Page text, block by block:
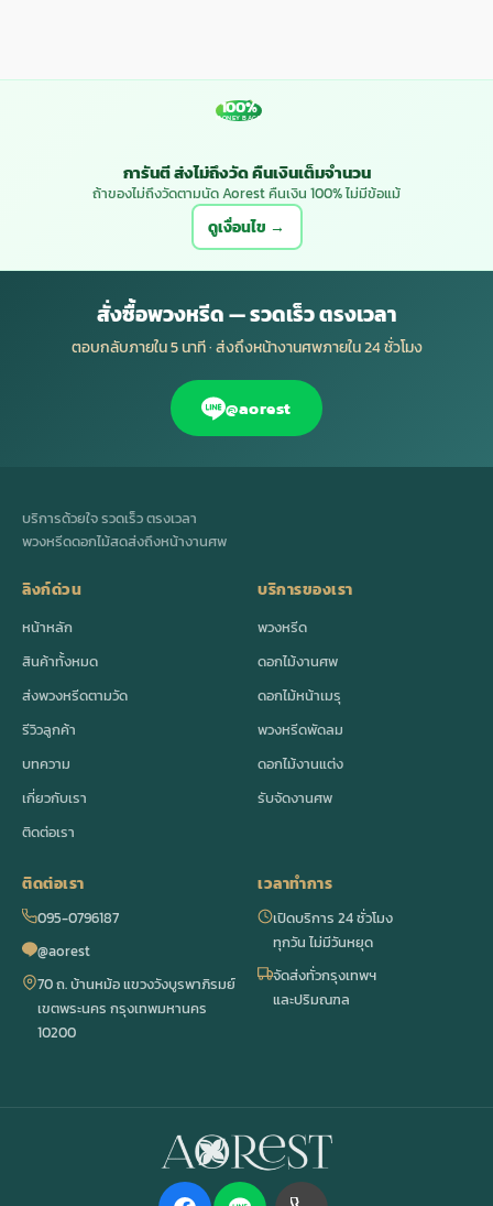
100%
MONEY BACK
การันตี ส่งไม่ถึงวัด คืนเงินเต็มจำนวน
ถ้าของไม่ถึงวัดตามนัด Aorest คืนเงิน 100% ไม่มีข้อแม้
ดูเงื่อนไข →
สั่งซื้อพวงหรีด — รวดเร็ว ตรงเวลา
ตอบกลับภายใน 5 นาที · ส่งถึงหน้างานศพภายใน 24 ชั่วโมง
@aorest
บริการด้วยใจ รวดเร็ว ตรงเวลา
พวงหรีดดอกไม้สดส่งถึงหน้างานศพ
ลิงก์ด่วน
หน้าหลัก
สินค้าทั้งหมด
ส่งพวงหรีดตามวัด
รีวิวลูกค้า
บทความ
เกี่ยวกับเรา
ติดต่อเรา
บริการของเรา
พวงหรีด
ดอกไม้งานศพ
ดอกไม้หน้าเมรุ
พวงหรีดพัดลม
ดอกไม้งานแต่ง
รับจัดงานศพ
ติดต่อเรา
095-0796187
@aorest
70 ถ. บ้านหม้อ แขวงวังบูรพาภิรมย์
เขตพระนคร กรุงเทพมหานคร
10200
เวลาทำการ
เปิดบริการ 24 ชั่วโมง
ทุกวัน ไม่มีวันหยุด
จัดส่งทั่วกรุงเทพฯ
และปริมณฑล